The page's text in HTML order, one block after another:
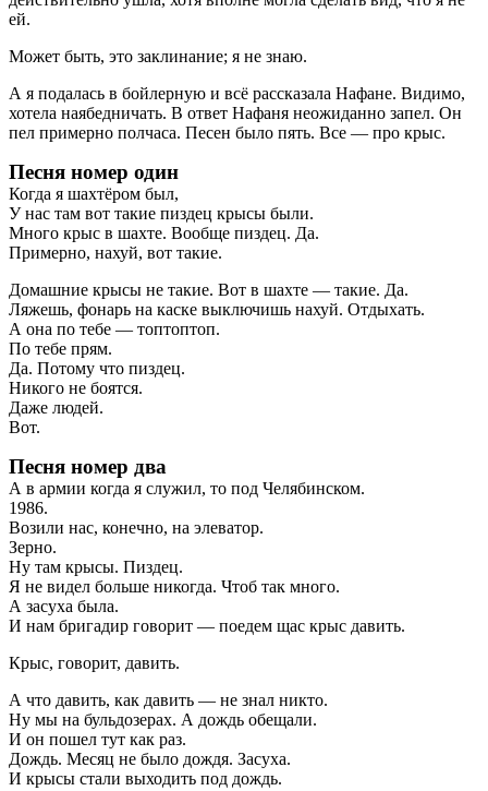
ей.
Может быть, это заклинание; я не знаю.
А я подалась в бойлерную и всё рассказала Нафане. Видимо,
хотела наябедничать. В ответ Нафаня неожиданно запел. Он
пел примерно полчаса. Песен было пять. Все — про крыс.
Песня номер один
Когда я шахтёром был,
У нас там вот такие пиздец крысы были.
Много крыс в шахте. Вообще пиздец. Да.
Примерно, нахуй, вот такие.
Домашние крысы не такие. Вот в шахте — такие. Да.
Ляжешь, фонарь на каске выключишь нахуй. Отдыхать.
А она по тебе — топтоптоп.
По тебе прям.
Да. Потому что пиздец.
Никого не боятся.
Даже людей.
Вот.
Песня номер два
А в армии когда я служил, то под Челябинском.
1986.
Возили нас, конечно, на элеватор.
Зерно.
Ну там крысы. Пиздец.
Я не видел больше никогда. Чтоб так много.
А засуха была.
И нам бригадир говорит — поедем щас крыс давить.
Крыс, говорит, давить.
А что давить, как давить — не знал никто.
Ну мы на бульдозерах. А дождь обещали.
И он пошел тут как раз.
Дождь. Месяц не было дождя. Засуха.
И крысы стали выходить под дождь.